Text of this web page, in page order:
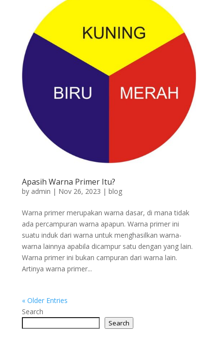
Apasih Warna Primer Itu?
by admin | Nov 26, 2023 | blog
Warna primer merupakan warna dasar, di mana tidak
ada percampuran warna apapun. Warna primer ini
suatu induk dari warna untuk menghasilkan warna-
warna lainnya apabila dicampur satu dengan yang lain.
Warna primer ini bukan campuran dari warna lain.
Artinya warna primer...
« Older Entries
Search
Search